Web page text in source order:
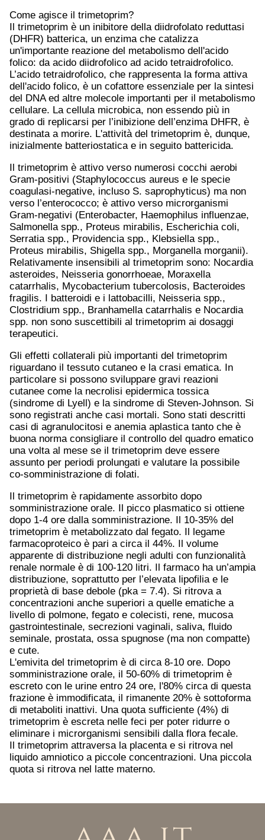
Come agisce il trimetoprim?
Il trimetoprim è un inibitore della diidrofolato reduttasi
(DHFR) batterica, un enzima che catalizza
un'importante reazione del metabolismo dell'acido
folico: da acido diidrofolico ad acido tetraidrofolico.
L’acido tetraidrofolico, che rappresenta la forma attiva
dell'acido folico, è un cofattore essenziale per la sintesi
del DNA ed altre molecole importanti per il metabolismo
cellulare. La cellula microbica, non essendo più in
grado di replicarsi per l’inibizione dell’enzima DHFR, è
destinata a morire. L'attività del trimetoprim è, dunque,
inizialmente batteriostatica e in seguito battericida.
Il trimetoprim è attivo verso numerosi cocchi aerobi
Gram-positivi (Staphylococcus aureus e le specie
coagulasi-negative, incluso S. saprophyticus) ma non
verso l’enterococco; è attivo verso microrganismi
Gram-negativi (Enterobacter, Haemophilus influenzae,
Salmonella spp., Proteus mirabilis, Escherichia coli,
Serratia spp., Providencia spp., Klebsiella spp.,
Proteus mirabilis, Shigella spp., Morganella morganii).
Relativamente insensibili al trimetoprim sono: Nocardia
asteroides, Neisseria gonorrhoeae, Moraxella
catarrhalis, Mycobacterium tubercolosis, Bacteroides
fragilis. I batteroidi e i lattobacilli, Neisseria spp.,
Clostridium spp., Branhamella catarrhalis e Nocardia
spp. non sono suscettibili al trimetoprim ai dosaggi
terapeutici.
Gli effetti collaterali più importanti del trimetoprim
riguardano il tessuto cutaneo e la crasi ematica. In
particolare si possono sviluppare gravi reazioni
cutanee come la necrolisi epidermica tossica
(sindrome di Lyell) e la sindrome di Steven-Johnson. Si
sono registrati anche casi mortali. Sono stati descritti
casi di agranulocitosi e anemia aplastica tanto che è
buona norma consigliare il controllo del quadro ematico
una volta al mese se il trimetoprim deve essere
assunto per periodi prolungati e valutare la possibile
co-somministrazione di folati.
Il trimetoprim è rapidamente assorbito dopo
somministrazione orale. Il picco plasmatico si ottiene
dopo 1-4 ore dalla somministrazione. Il 10-35% del
trimetoprim è metabolizzato dal fegato. Il legame
farmacoproteico è pari a circa il 44%. Il volume
apparente di distribuzione negli adulti con funzionalità
renale normale è di 100-120 litri. Il farmaco ha un’ampia
distribuzione, soprattutto per l’elevata lipofilia e le
proprietà di base debole (pka = 7.4). Si ritrova a
concentrazioni anche superiori a quelle ematiche a
livello di polmone, fegato e colecisti, rene, mucosa
gastrointestinale, secrezioni vaginali, saliva, fluido
seminale, prostata, ossa spugnose (ma non compatte)
e cute.
L'emivita del trimetoprim è di circa 8-10 ore. Dopo
somministrazione orale, il 50-60% di trimetoprim è
escreto con le urine entro 24 ore, l'80% circa di questa
frazione è immodificata, il rimanente 20% è sottoforma
di metaboliti inattivi. Una quota sufficiente (4%) di
trimetoprim è escreta nelle feci per poter ridurre o
eliminare i microrganismi sensibili dalla flora fecale.
Il trimetoprim attraversa la placenta e si ritrova nel
liquido amniotico a piccole concentrazioni. Una piccola
quota si ritrova nel latte materno.